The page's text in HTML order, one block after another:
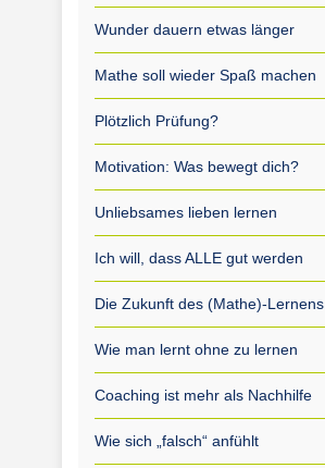
Wunder dauern etwas länger
Mathe soll wieder Spaß machen
Plötzlich Prüfung?
Motivation: Was bewegt dich?
Unliebsames lieben lernen
Ich will, dass ALLE gut werden
Die Zukunft des (Mathe)-Lernens
Wie man lernt ohne zu lernen
Coaching ist mehr als Nachhilfe
Wie sich „falsch“ anfühlt